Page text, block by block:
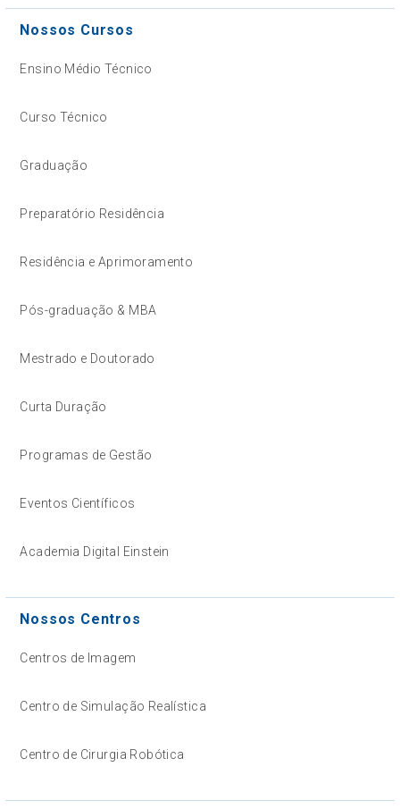
Nossos Cursos
Ensino Médio Técnico
Curso Técnico
Graduação
Preparatório Residência
Residência e Aprimoramento
Pós-graduação & MBA
Mestrado e Doutorado
Curta Duração
Programas de Gestão
Eventos Científicos
Academia Digital Einstein
Nossos Centros
Centros de Imagem
Centro de Simulação Realística
Centro de Cirurgia Robótica